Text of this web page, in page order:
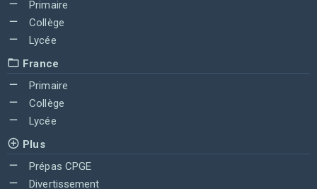
Primaire
Collège
Lycée
France
Primaire
Collège
Lycée
Plus
Prépas CPGE
Divertissement